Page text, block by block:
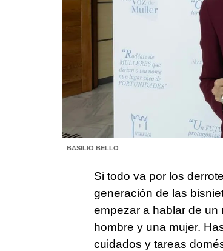
BASILIO BELLO
Si todo va por los
generación de las
empezar a hablar de un
hombre y una mujer.
cuidados y tareas